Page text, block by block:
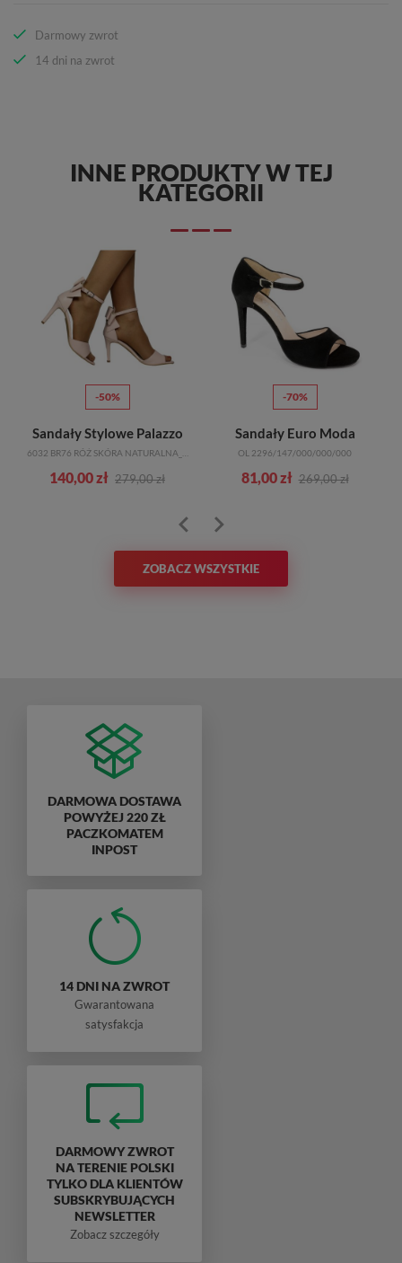
Darmowy zwrot
14 dni na zwrot
INNE PRODUKTY W TEJ
KATEGORII
-50%
Sandały Stylowe Palazzo
140,00 zł 279,00 zł
-70%
Sandały Euro Moda
OL 2296/147/000/000/000
81,00 zł 269,00 zł
ZOBACZ WSZYSTKIE
DARMOWA DOSTAWA
POWYŻEJ 220 ZŁ
PACZKOMATEM
INPOST
14 DNI NA ZWROT
Gwarantowana
satysfakcja
DARMOWY ZWROT
NA TERENIE POLSKI
TYLKO DLA KLIENTÓW
SUBSKRYBUJĄCYCH
NEWSLETTER
Zobacz szczegóły